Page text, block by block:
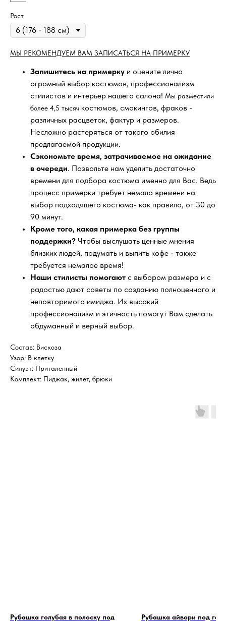
Рост
МЫ РЕКОМЕНДУЕМ ВАМ ЗАПИСАТЬСЯ НА ПРИМЕРКУ
Запишитесь на примерку и оцените лично
огромный выбор костюмов, профессионализм
стилистов и интерьер нашего салона! Мы разместили
более 4,5 тысяч костюмов, смокингов, фраков -
различных расцветок, фактур и размеров.
Несложно растеряться от такого обилия
предлагаемой продукции.
Сэкономьте время, затрачиваемое на ожидание
в очереди. Позвольте нам уделить достаточно
времени для подбора костюма именно для Вас. Ведь
процесс примерки требует немало времени на
выбор подходящего костюма- как правило, от 30 до
90 минут.
Кроме того, какая примерка без группы
поддержки? Чтобы выслушать ценные мнения
близких людей, подумать и выпить кофе - также
требуется немалое время!
Наши стилисты помогают с выбором размера и с
радостью дают советы по созданию полноценного и
неповторимого имиджа. Их высокий
профессионализм и этичность помогут Вам сделать
обдуманный и верный выбор.
Состав: Вискоза
Узор: В клетку
Силуэт: Приталенный
Комплект: Пиджак, жилет, брюки
Рубашка голубая в полоску под Рубашка айвори под